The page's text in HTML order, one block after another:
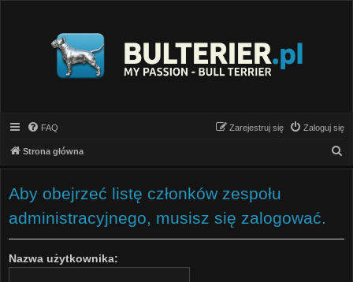
FAQ Zaloguj się
Zarejestruj się
Strona główna
z
Aby obejrzeć listę członków zespołu
administracyjnego, musisz się zalogować.
Nazwa użytkownika: